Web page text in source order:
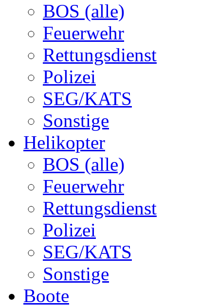
BOS (alle)
Feuerwehr
Rettungsdienst
Polizei
SEG/KATS
Sonstige
Helikopter
BOS (alle)
Feuerwehr
Rettungsdienst
Polizei
SEG/KATS
Sonstige
Boote